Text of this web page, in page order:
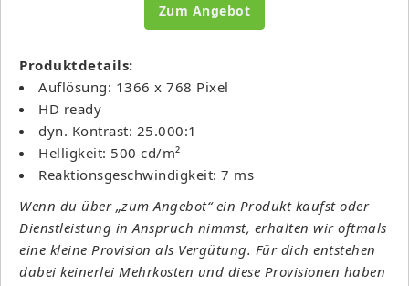
Zum Angebot
Produktdetails:
Auflösung: 1366 x 768 Pixel
HD ready
dyn. Kontrast: 25.000:1
Helligkeit: 500 cd/m²
Reaktionsgeschwindigkeit: 7 ms
Wenn du über „zum Angebot“ ein Produkt kaufst oder
Dienstleistung in Anspruch nimmst, erhalten wir oftmals
eine kleine Provision als Vergütung. Für dich entstehen
dabei keinerlei Mehrkosten und diese Provisionen haben